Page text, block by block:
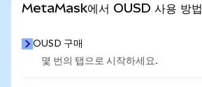
MetaMask에서 OUSD 사용 방법
OUSD 구매
몇 번의 탭으로 시작하세요.